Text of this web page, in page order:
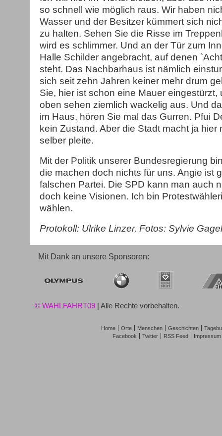
so schnell wie möglich raus. Wir haben
Wasser und der Besitzer kümmert sich
zu halten. Sehen Sie die Risse im
wird es schlimmer. Und an der Tür zum
Halle Schilder angebracht, auf denen
steht. Das Nachbarhaus ist nämlich
sich seit zehn Jahren keiner mehr drum
Sie, hier ist schon eine Mauer
oben sehen ziemlich wackelig aus. Und
im Haus, hören Sie mal das Gurren. Pfui
kein Zustand. Aber die Stadt macht ja hier
selber pleite.
Mit der Politik unserer Bundesregierung
die machen doch nichts für uns. Angie ist
falschen Partei. Die SPD kann man auch
doch keine Visionen. Ich bin
wählen.
Protokoll: Ulrike Linzer, Fotos: Sylvie
Mit Dank an unsere Sponsoren:
© WAHLFAHRT09 | Alle Rechte vorbehalten.
Home Orte Menschen Geschichten
Facebook
Twitter RSS Feed Impressum